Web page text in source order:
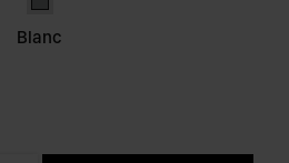
Blanc
Blanc